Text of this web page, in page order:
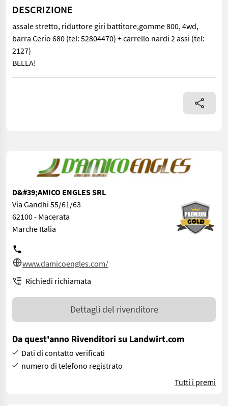
DESCRIZIONE
assale stretto, riduttore giri battitore,gomme 800, 4wd,
barra Cerio 680 (tel: 52804470) + carrello nardi 2 assi (tel:
2127)
BELLA!
assale stretto, riduttore giri battitore,gomme 800, 4wd, barra
D&#39;AMICO ENGLES SRL
Via Gandhi 55/61/63
62100 - Macerata
Marche Italia
www.damicoengles.com/
Richiedi richiamata
Dettagli del rivenditore
Da quest'anno Rivenditori su Landwirt.com
Dati di contatto verificati
numero di telefono registrato
Tutti i premi